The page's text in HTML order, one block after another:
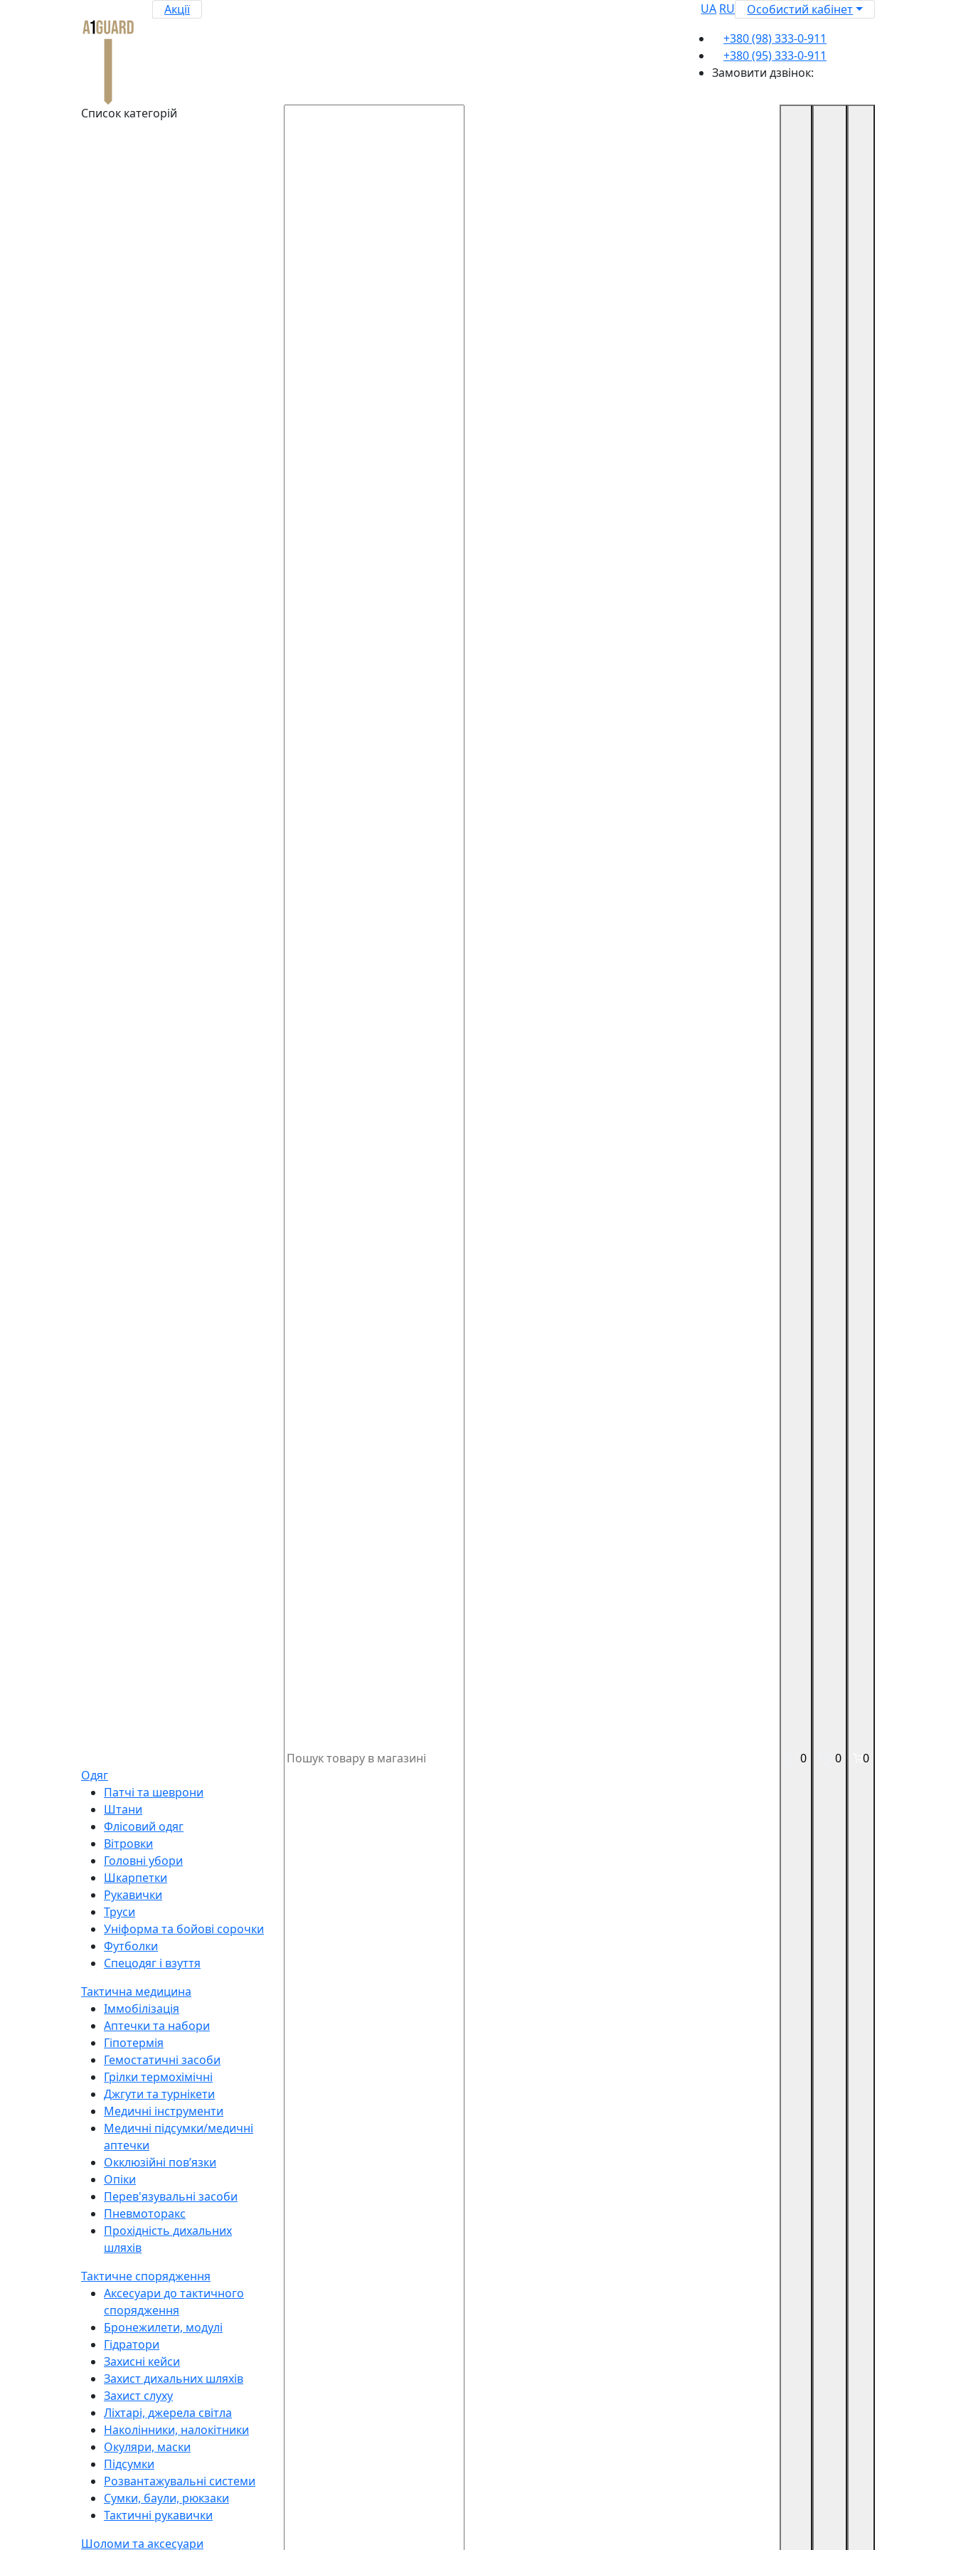
Акції UA RU
Особистий кабінет
+380 (98) 333-0-911
+380 (95) 333-0-911
Замовити дзвінок:
Список категорій
Одяг
Патчі та шеврони
Штани
Флісовий одяг
Вітровки
Головні убори
Шкарпетки
Рукавички
Труси
Уніформа та бойові сорочки
Футболки
Спецодяг і взуття
Тактична медицина
Іммобілізація
Аптечки та набори
Гіпотермія
Гемостатичні засоби
Грілки термохімічні
Джгути та турнікети
Медичні інструменти
Медичні підсумки/медичні
аптечки
Окклюзійні повʼязки
Опіки
Перев'язувальні засоби
Пневмоторакс
Прохідність дихальних
шляхів
Тактичне спорядження
Аксесуари до тактичного
спорядження
Бронежилети, модулі
Гідратори
Захисні кейси
Захист дихальних шляхів
Захист слуху
Ліхтарі, джерела світла
Наколінники, налокітники
Окуляри, маски
Підсумки
Розвантажувальні системи
Сумки, баули, рюкзаки
Тактичні рукавички
Шоломи та аксесуари
0 0 0